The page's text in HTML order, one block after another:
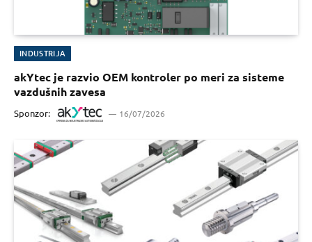
INDUSTRIJA
akYtec je razvio OEM kontroler po meri za sisteme
vazdušnih zavesa
Sponzor: 16/07/2026